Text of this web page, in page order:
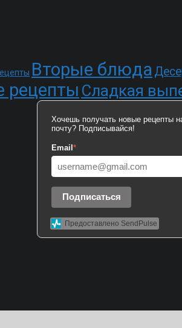
Вторые блюда
рецепты Сладкая
Хочешь получать новые рецепты
почту? Подписывайся!
Email *
Подписаться
Предоставлено SendPulse